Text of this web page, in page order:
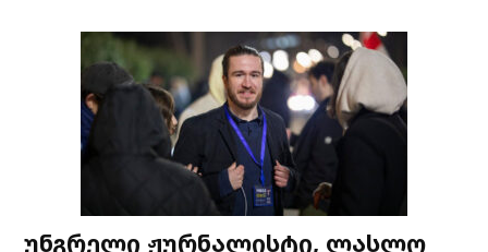
უნგრელი ჟურნალისტი, ლასლო